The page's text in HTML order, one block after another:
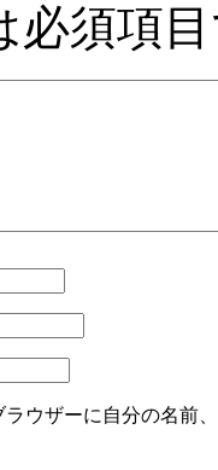
必須項
ウザーに自分の名前